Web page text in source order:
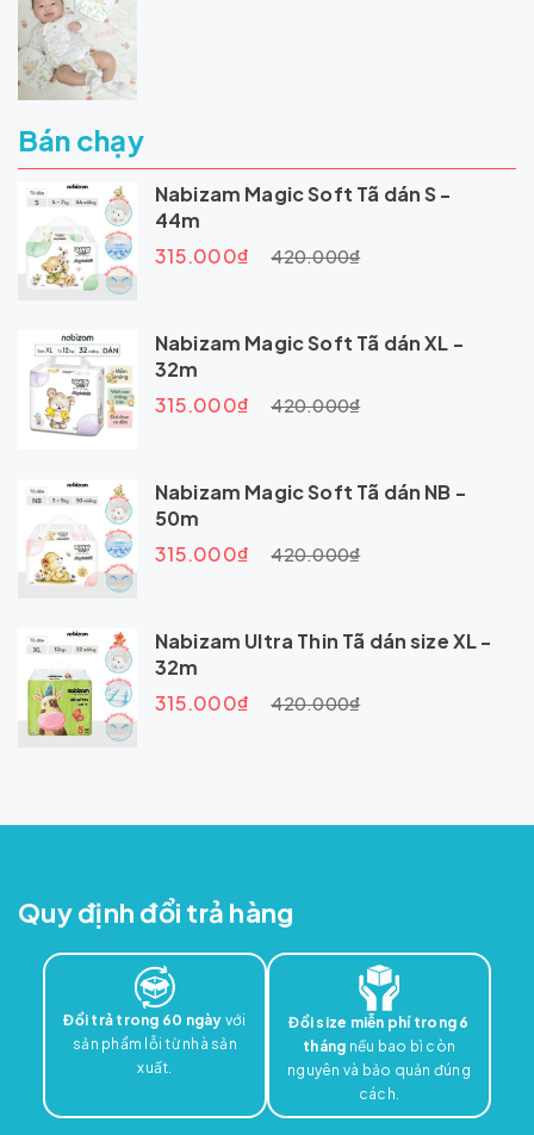
Bán chạy
Nabizam Magic Soft Tã dán S -
44m
315.000₫
420.000₫
Nabizam Magic Soft Tã dán XL -
32m
315.000₫
420.000₫
Nabizam Magic Soft Tã dán NB -
50m
315.000₫
420.000₫
Nabizam Ultra Thin Tã dán size XL -
32m
315.000₫
420.000₫
Quy định đổi trả hàng
Đổi trả trong 60 ngày với
sản phẩm lỗi từ nhà sản
xuất.
Đổi size miễn phí trong 6
tháng nếu bao bì còn
nguyên và bảo quản đúng
cách.